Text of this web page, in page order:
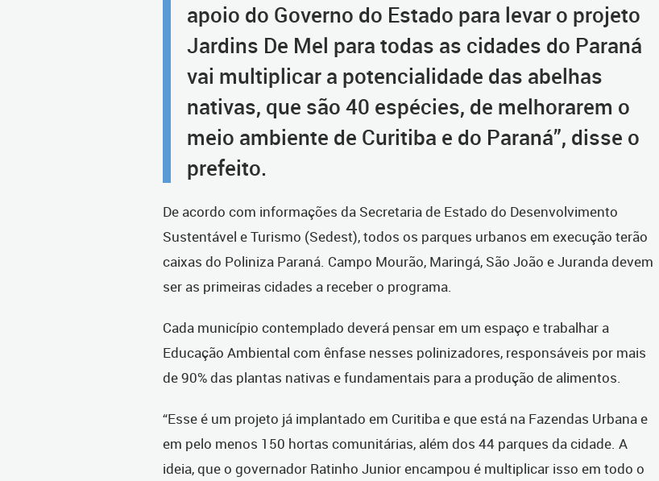
apoio do Governo do Estado para levar o projeto
Jardins De Mel para todas as cidades do Paraná
vai multiplicar a potencialidade das abelhas
nativas, que são 40 espécies, de melhorarem o
meio ambiente de Curitiba e do Paraná”, disse o
prefeito.
De acordo com informações da Secretaria de Estado do Desenvolvimento
Sustentável e Turismo (Sedest), todos os parques urbanos em execução terão
caixas do Poliniza Paraná. Campo Mourão, Maringá, São João e Juranda devem
ser as primeiras cidades a receber o programa.
Cada município contemplado deverá pensar em um espaço e trabalhar a
Educação Ambiental com ênfase nesses polinizadores, responsáveis por mais
de 90% das plantas nativas e fundamentais para a produção de alimentos.
“Esse é um projeto já implantado em Curitiba e que está na Fazendas Urbana e
em pelo menos 150 hortas comunitárias, além dos 44 parques da cidade. A
ideia, que o governador Ratinho Junior encampou é multiplicar isso em todo o